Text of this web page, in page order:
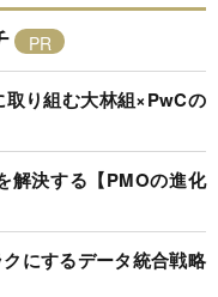
り組む大林組×PwCの
解決する【PMOの進化
にするデータ統合戦略